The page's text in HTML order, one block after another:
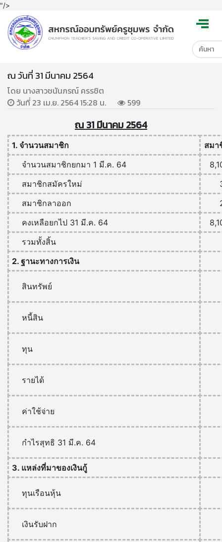
"/>
ณ วันที่ 31 มีนาคม 2564
โดย นางสาวชนันภรณ์ ครรชิต
วันที่ 23 เม.ย. 2564 15:28 น.
599
ณ 31 มีนาคม 2564
1. จำนวนสมาชิก
สมา
จำนวนสมาชิกยกมา 1 มี.ค. 64
สมาชิกสมัครใหม่
สมาชิกลาออก
คงเหลือยกไป 31 มี.ค. 64
รวมทั้งสิ้น
2. ฐานะทางการเงิน
สินทรัพย์
หนี้สิน
ทุน
รายได้
ค่าใช้จ่าย
กำไรสุทธิ 31 มี.ค. 64
3. แหล่งที่มาของเงินกู้
ทุนเรือนหุ้น
เงินรับฝาก